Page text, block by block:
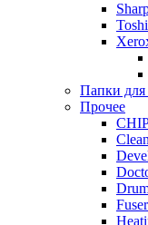
Папки для
Прочее